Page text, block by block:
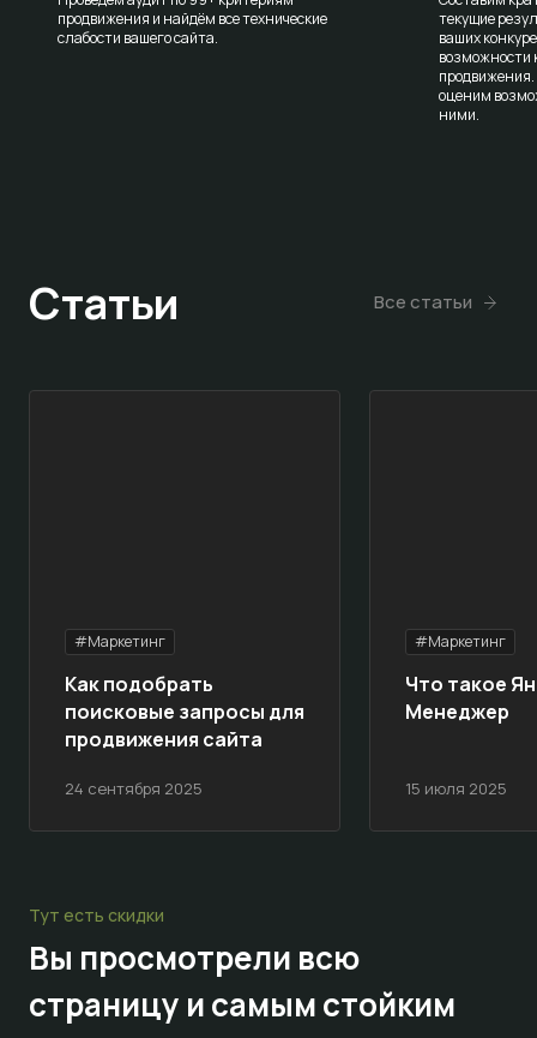
продвижения и найдём все технические
слабости вашего сайта.
текущие
ваших
возможности
оценим
ними.
Статьи Все статьи
#Маркетинг
24 сентября 2025
Как подобрать
поисковые запросы для
продвижения сайта
#Маркетинг
15 июля 2025
Что такое
Менеджер
Тут есть скидки
Вы просмотрели всю
страницу и самым стойким